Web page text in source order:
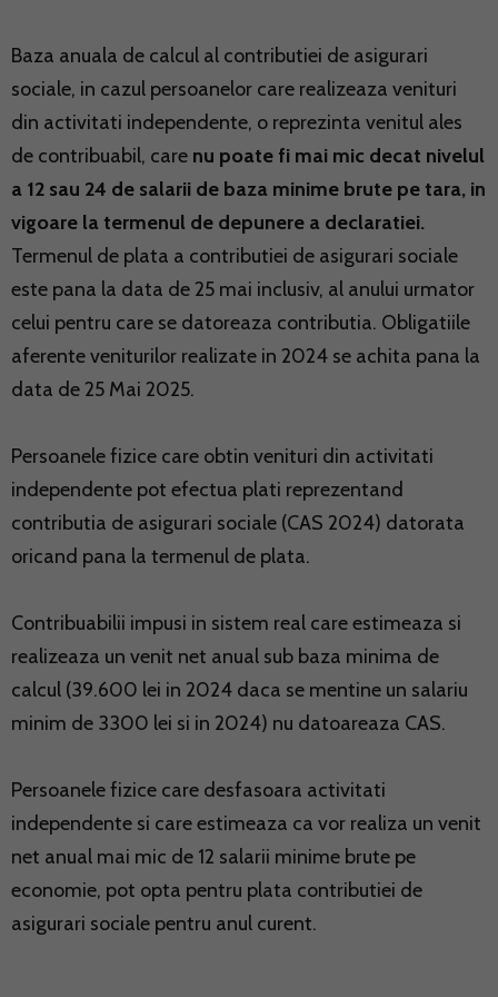
Baza anuala de calcul al contributiei de asigurari
sociale, in cazul persoanelor care realizeaza venituri
din activitati independente, o reprezinta venitul ales
de contribuabil, care nu poate fi mai mic decat nivelul
a 12 sau 24 de salarii de baza minime brute pe tara, in
vigoare la termenul de depunere a declaratiei.
Termenul de plata a contributiei de asigurari sociale
este pana la data de 25 mai inclusiv, al anului urmator
celui pentru care se datoreaza contributia. Obligatiile
aferente veniturilor realizate in 2024 se achita pana la
data de 25 Mai 2025.
Persoanele fizice care obtin venituri din activitati
independente pot efectua plati reprezentand
contributia de asigurari sociale (CAS 2024) datorata
oricand pana la termenul de plata.
Contribuabilii impusi in sistem real care estimeaza si
realizeaza un venit net anual sub baza minima de
calcul (39.600 lei in 2024 daca se mentine un salariu
minim de 3300 lei si in 2024) nu datoareaza CAS.
Persoanele fizice care desfasoara activitati
independente si care estimeaza ca vor realiza un venit
net anual mai mic de 12 salarii minime brute pe
economie, pot opta pentru plata contributiei de
asigurari sociale pentru anul curent.